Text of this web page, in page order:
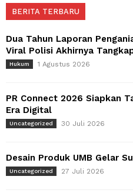
BERITA TERBARU
Dua Tahun Laporan
Viral Polisi Akhirnya
Hukum 1 Agustus 2026
PR Connect 2026 Siapkan
Era Digital
Uncategorized 30 Juli 2026
Desain Produk UMB Gelar
Uncategorized 27 Juli 2026